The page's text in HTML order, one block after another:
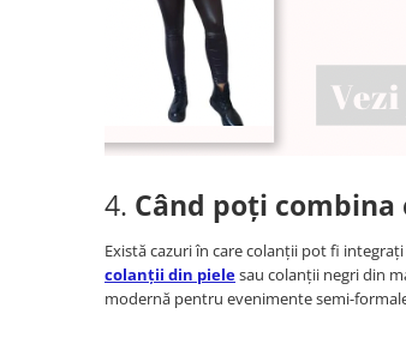
4. Când poți
Există cazuri în care colanții pot fi
colanții din pielesau colanții negri din
modernă pentru evenimente semi-